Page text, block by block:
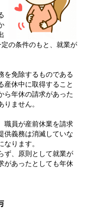
の条件のもと、就業が
を免除するものである
産休中に取得すること
ら年休の請求があった
ません。
職員が産前休業を請求
供義務は消滅していな
ります。
ず、原則として就業が
があったとしても年休